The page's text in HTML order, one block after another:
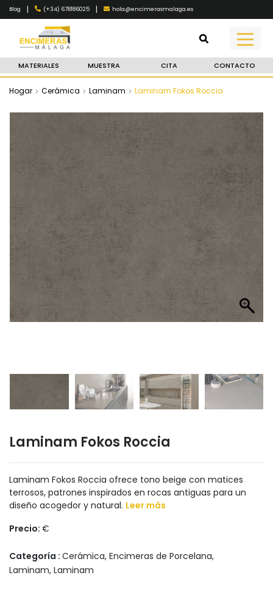
Blog | (+34) 678186025 | hola@encimerasmalaga.es
MATERIALES MUESTRA CITA CONTACTO
Hogar Cerámica Laminam Laminam Fokos Roccia
Laminam Fokos Roccia
Laminam Fokos Roccia ofrece tono beige con matices
terrosos, patrones inspirados en rocas antiguas para un
diseño acogedor y natural. Leer más
Precio: €
Categoría : Cerámica, Encimeras de Porcelana,
Laminam, Laminam